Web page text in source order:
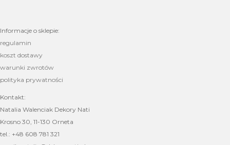
Informacje o sklepie:
regulamin
koszt dostawy
warunki zwrotów
polityka prywatności
Kontakt:
Natalia Walenciak Dekory Nati
Krosno 30, 11-130 Orneta
tel.: +48 608 781 321